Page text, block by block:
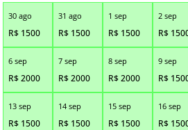
30 ago
R$ 1500
31 ago
R$ 1500
1 sep
R$ 1500
2 sep
R$
6 sep
R$2000
7 sep
R$2000
8 sep
R$2000
9 sep
R$
13 sep
R$ 1500
14 sep
R$ 1500
15 sep
R$ 1500
16 sep
R$